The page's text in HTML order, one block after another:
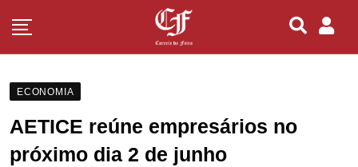
ECONOMIA
AETICE reúne empresários no
próximo dia 2 de junho